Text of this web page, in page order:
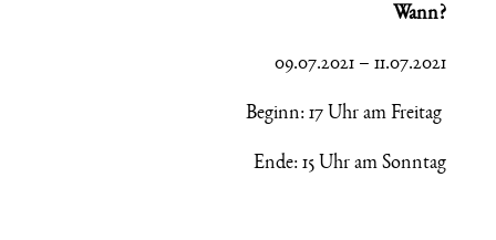
Wann?
09.07.2021 – 11.07.2021
Beginn: 17 Uhr am Freitag
Ende: 15 Uhr am Sonntag